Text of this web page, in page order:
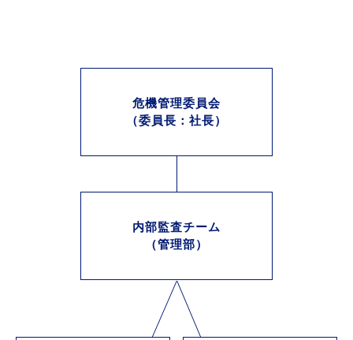
危機管理委員会
（委員長：社長）
内部監査チーム
（管理部）